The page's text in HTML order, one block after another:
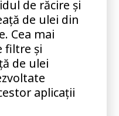
de răcire și
de ulei din
Cea mai
filtre și
de ulei
aplicații